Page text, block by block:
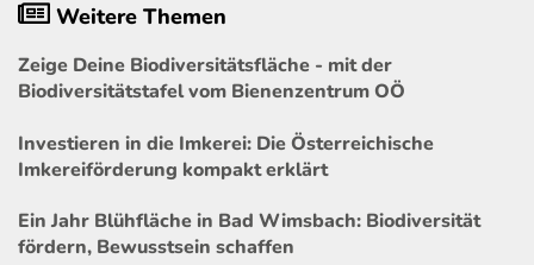
Weitere Themen
Zeige Deine Biodiversitätsfläche - mit der
Biodiversitätstafel vom Bienenzentrum OÖ
Investieren in die Imkerei: Die Österreichische
Imkereiförderung kompakt erklärt
Ein Jahr Blühfläche in Bad Wimsbach: Biodiversität
fördern, Bewusstsein schaffen